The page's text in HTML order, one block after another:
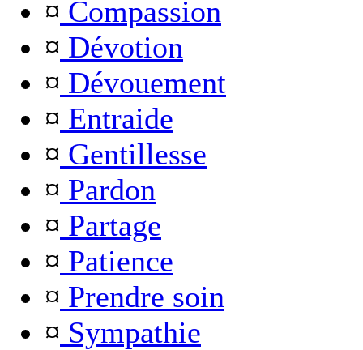
¤ Compassion
¤ Dévotion
¤ Dévouement
¤ Entraide
¤ Gentillesse
¤ Pardon
¤ Partage
¤ Patience
¤ Prendre soin
¤ Sympathie